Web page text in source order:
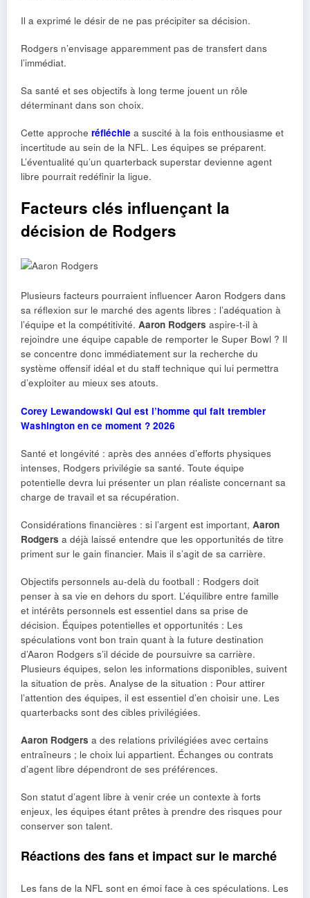
Il a exprimé le désir de ne pas précipiter sa décision.
Rodgers n’envisage apparemment pas de transfert dans
l’immédiat.
Sa santé et ses objectifs à long terme jouent un rôle
déterminant dans son choix.
Cette approche réfléchie a suscité à la fois enthousiasme et
incertitude au sein de la NFL. Les équipes se préparent.
L’éventualité qu’un quarterback superstar devienne agent
libre pourrait redéfinir la ligue.
Facteurs clés influençant la
décision de Rodgers
Plusieurs facteurs pourraient influencer Aaron Rodgers dans
sa réflexion sur le marché des agents libres : l’adéquation à
l’équipe et la compétitivité. Aaron Rodgers aspire-t-il à
rejoindre une équipe capable de remporter le Super Bowl ? Il
se concentre donc immédiatement sur la recherche du
système offensif idéal et du staff technique qui lui permettra
d’exploiter au mieux ses atouts.
Corey Lewandowski Qui est l’homme qui fait trembler
Washington en ce moment ? 2026
Santé et longévité : après des années d’efforts physiques
intenses, Rodgers privilégie sa santé. Toute équipe
potentielle devra lui présenter un plan réaliste concernant sa
charge de travail et sa récupération.
Considérations financières : si l’argent est important, Aaron
Rodgers a déjà laissé entendre que les opportunités de titre
priment sur le gain financier. Mais il s’agit de sa carrière.
Objectifs personnels au-delà du football : Rodgers doit
penser à sa vie en dehors du sport. L’équilibre entre famille
et intérêts personnels est essentiel dans sa prise de
décision. Équipes potentielles et opportunités : Les
spéculations vont bon train quant à la future destination
d’Aaron Rodgers s’il décide de poursuivre sa carrière.
Plusieurs équipes, selon les informations disponibles, suivent
la situation de près. Analyse de la situation : Pour attirer
l’attention des équipes, il est essentiel d’en choisir une. Les
quarterbacks sont des cibles privilégiées.
Aaron Rodgers a des relations privilégiées avec certains
entraîneurs ; le choix lui appartient. Échanges ou contrats
d’agent libre dépendront de ses préférences.
Son statut d’agent libre à venir crée un contexte à forts
enjeux, les équipes étant prêtes à prendre des risques pour
conserver son talent.
Réactions des fans et impact sur le marché
Les fans de la NFL sont en émoi face à ces spéculations. Les